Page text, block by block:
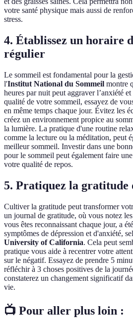
votre santé physique mais aussi de
stress.
4. Établissez un horaire
régulier
Le sommeil est fondamental pour la
l'Institut National du Sommeil montre
heures par nuit peut aggraver l’anxiété
qualité de votre sommeil, essayez de
en même temps chaque jour. Évitez les
créez un environnement propice au
la lumière. La pratique d'une routine
comme la lecture ou la méditation, peut
meilleur sommeil. Investir dans une
pour le sommeil peut également faire
votre qualité de repos.
5. Pratiquez la gratitude
Cultiver la gratitude peut transformer
un journal de gratitude, où vous notez
vous êtes reconnaissant chaque jour, a
symptômes de dépression et d'anxiété,
University of California. Cela peut
pratique vous aide à recentrer votre
sur le négatif. Essayez de prendre 5
réfléchir à 3 choses positives de la
constaterez un changement significatif
vie.
📺 Pour aller plus loin :